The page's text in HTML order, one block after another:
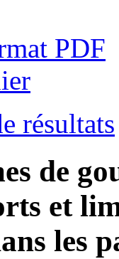
PDF
résultats
de
et
les